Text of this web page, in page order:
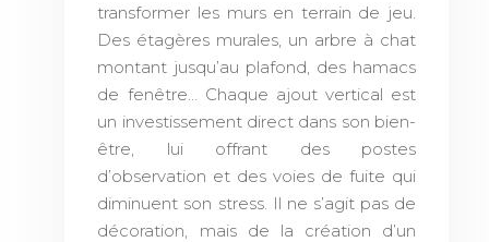
transformer les murs en terrain de jeu.
Des étagères murales, un arbre à chat
montant jusqu’au plafond, des hamacs
de fenêtre… Chaque ajout vertical est
un investissement direct dans son bien-
être, lui offrant des postes
d’observation et des voies de fuite qui
diminuent son stress. Il ne s’agit pas de
décoration, mais de la création d’un